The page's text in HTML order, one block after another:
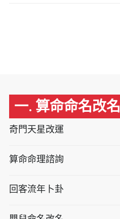
一. 算命命名改名
奇門天星改運
算命命理諮詢
回客流年卜卦